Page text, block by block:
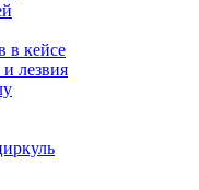
в кейсе
лезвия